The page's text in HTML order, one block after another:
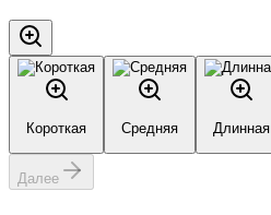
Короткая Средняя Длинная
Далее